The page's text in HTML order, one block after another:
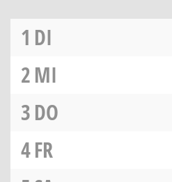
1 DI
2MI
3DO
4FR